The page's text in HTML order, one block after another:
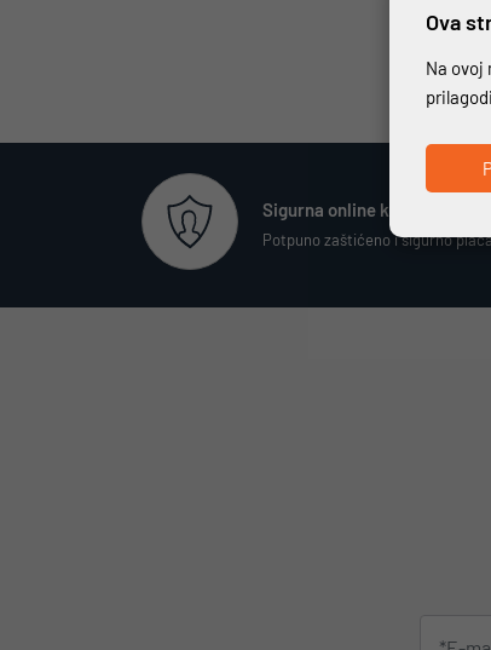
Sigurna online kupovina
Potpuno zaštićeno i sigurno
Ova
Na ovoj